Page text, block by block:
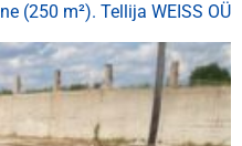
(250 m²). Tellija WEISS OÜ